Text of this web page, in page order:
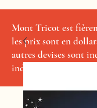
CAD (C$)
Mont Tricot est
les prix sont en
autres devises sont
indicatif seulement.